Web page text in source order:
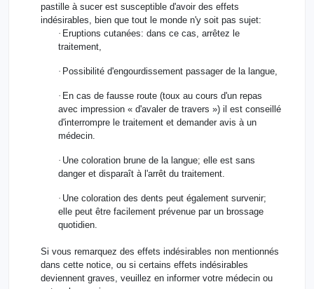
pastille à sucer est susceptible d'avoir des effets
indésirables, bien que tout le monde n'y soit pas sujet:
· Eruptions cutanées: dans ce cas, arrêtez le
traitement,
· Possibilité d'engourdissement passager de la langue,
· En cas de fausse route (toux au cours d'un repas
avec impression « d'avaler de travers ») il est conseillé
d'interrompre le traitement et demander avis à un
médecin.
· Une coloration brune de la langue; elle est sans
danger et disparaît à l'arrêt du traitement.
· Une coloration des dents peut également survenir;
elle peut être facilement prévenue par un brossage
quotidien.
Si vous remarquez des effets indésirables non mentionnés
dans cette notice, ou si certains effets indésirables
deviennent graves, veuillez en informer votre médecin ou